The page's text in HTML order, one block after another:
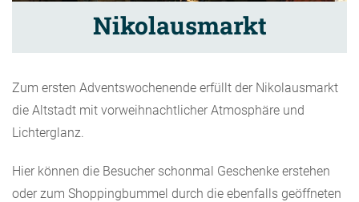
Nikolausmarkt
Zum ersten Adventswochenende erfüllt der Nikolausmarkt
die Altstadt mit vorweihnachtlicher Atmosphäre und
Lichterglanz.
Hier können die Besucher schonmal Geschenke erstehen
oder zum Shoppingbummel durch die ebenfalls geöffneten